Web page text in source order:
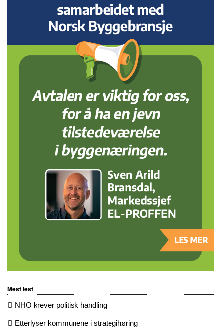
Mest lest
NHO krever politisk handling
Etterlyser kommunene i strategihøring